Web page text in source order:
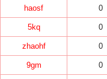
haosf 0
5kq 0
zhaohf 0
9gm 0